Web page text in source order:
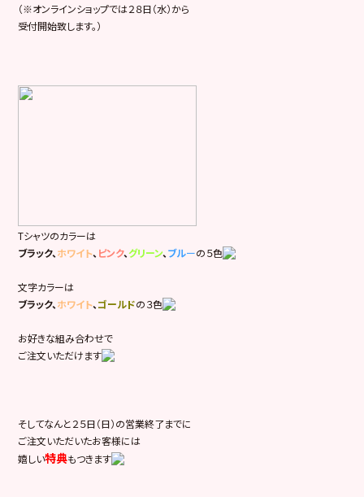
（※オンラインショップでは２８日（水）から
受付開始致します。）
Tシャツのカラーは
ブラック、ホワイト、 ピンク、グリーン、ブルーの５色
文字カラーは
ブラック、ホワイト、ゴールドの３色
お好きな組み合わせで
ご注文いただけます
そしてなんと２５日（日）の営業終了までに
ご注文いただいたお客様には
嬉しい特典もつきます